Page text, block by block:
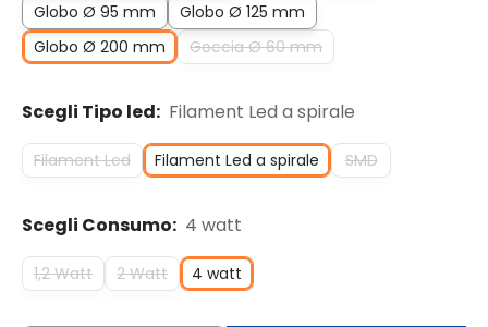
Globo Ø 95 mm
Globo Ø 125 mm
Globo Ø 200 mm
Goccia Ø 60 mm
Scegli Tipo led: Filament Led a spirale
Filament Led Filament Led a spirale SMD
Scegli Consumo: 4 watt
1,2 Watt 2 Watt 4 watt